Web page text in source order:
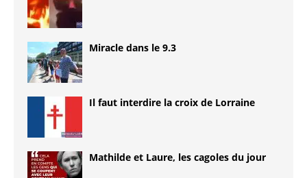
Miracle dans le 9.3
Il faut interdire la croix de Lorraine
Mathilde et Laure, les cagoles du jour